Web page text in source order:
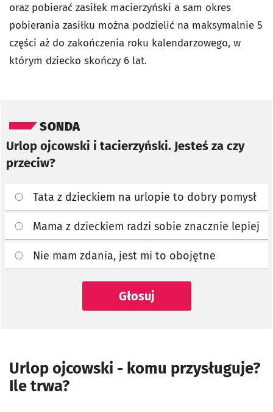
oraz pobierać zasiłek macierzyński a sam okres
pobierania zasiłku można podzielić na maksymalnie 5
części aż do zakończenia roku kalendarzowego, w
którym dziecko skończy 6 lat.
SONDA
Urlop ojcowski i tacierzyński. Jesteś za czy
przeciw?
Tata z dzieckiem na urlopie to dobry pomysł
Mama z dzieckiem radzi sobie znacznie lepiej
Nie mam zdania, jest mi to obojętne
Głosuj
Urlop ojcowski - komu przysługuje?
Ile trwa?